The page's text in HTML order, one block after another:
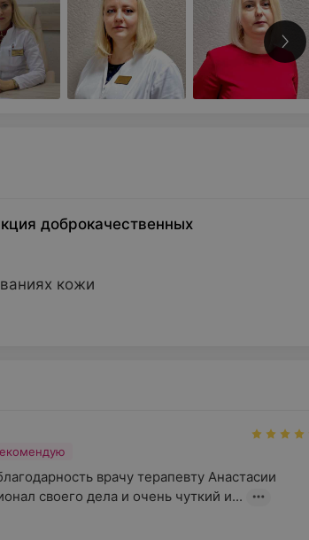
доброкачественных
кожи
врачу терапевту Анастасии
своего дела и очень чуткий и...